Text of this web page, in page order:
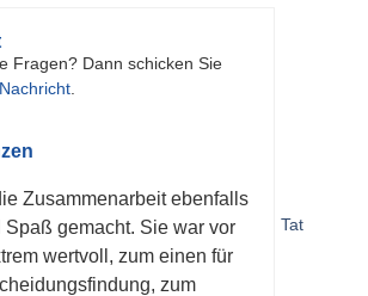
Fragen? Dann schicken Sie
Nachricht
Zusammenarbeit ebenfalls
Spaß gemacht. Sie war vor
wertvoll, zum einen für
zum
den ersten holprigen Schritten der
äußerst zuverlässig mit Rat und Tat